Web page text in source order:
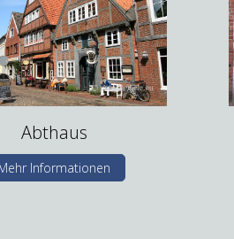
Abthaus
Informationen